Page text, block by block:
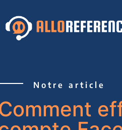
Notre article